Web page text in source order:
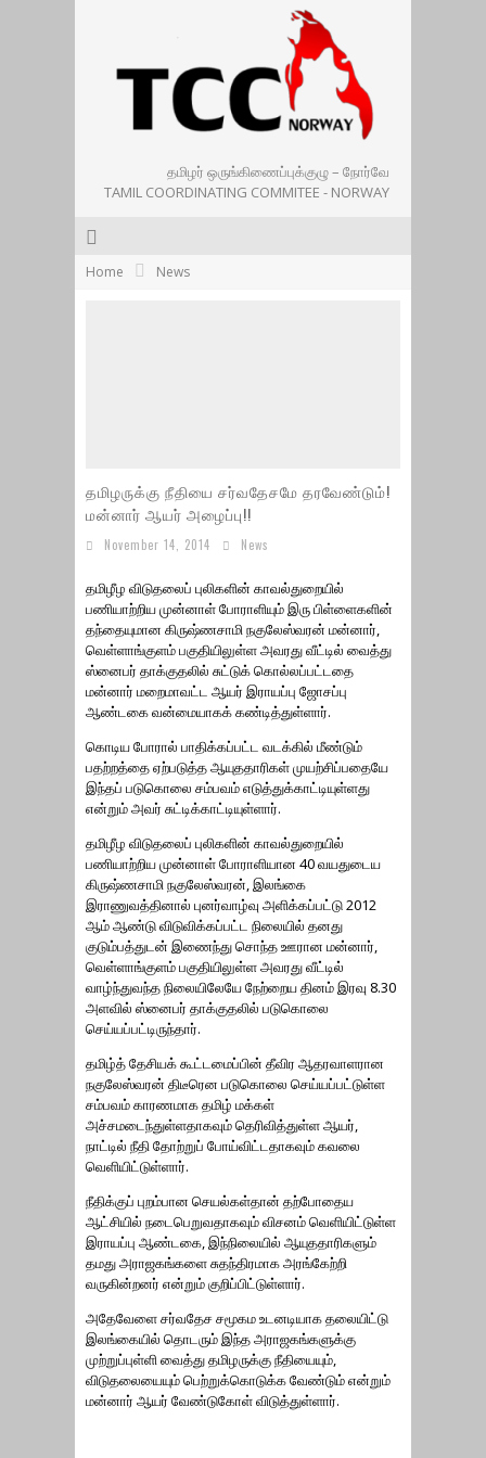
தமிழர் ஒருங்கிணைப்புக்குழு – நோர்வே
TAMIL COORDINATING COMMITEE - NORWAY
Home News
தமிழருக்கு நீதியை சர்வதேசமே தரவேண்டும்!
மன்னார் ஆயர் அழைப்பு!!
November 14, 2014 News
தமிழீழ விடுதலைப் புலிகளின் காவல்துறையில்
பணியாற்றிய முன்னாள் போராளியும் இரு பிள்ளைகளின்
தந்தையுமான கிருஷ்ணசாமி நகுலேஸ்வரன் மன்னார்,
வெள்ளாங்குளம் பகுதியிலுள்ள அவரது வீட்டில் வைத்து
ஸ்னைபர் தாக்குதலில் சுட்டுக் கொல்லப்பட்டதை
மன்னார் மறைமாவட்ட ஆயர் இராயப்பு ஜோசப்பு
ஆண்டகை வன்மையாகக் கண்டித்துள்ளார்.
கொடிய போரால் பாதிக்கப்பட்ட வடக்கில் மீண்டும்
பதற்றத்தை ஏற்படுத்த ஆயுததாரிகள் முயற்சிப்பதையே
இந்தப் படுகொலை சம்பவம் எடுத்துக்காட்டியுள்ளது
என்றும் அவர் சுட்டிக்காட்டியுள்ளார்.
தமிழீழ விடுதலைப் புலிகளின் காவல்துறையில்
பணியாற்றிய முன்னாள் போராளியான 40 வயதுடைய
கிருஷ்ணசாமி நகுலேஸ்வரன், இலங்கை
இராணுவத்தினால் புனர்வாழ்வு அளிக்கப்பட்டு 2012
ஆம் ஆண்டு விடுவிக்கப்பட்ட நிலையில் தனது
குடும்பத்துடன் இணைந்து சொந்த ஊரான மன்னார்,
வெள்ளாங்குளம் பகுதியிலுள்ள அவரது வீட்டில்
வாழ்ந்துவந்த நிலையிலேயே நேற்றைய தினம் இரவு 8.30
அளவில் ஸ்னைபர் தாக்குதலில் படுகொலை
செய்யப்பட்டிருந்தார்.
தமிழ்த் தேசியக் கூட்டமைப்பின் தீவிர ஆதரவாளரான
நகுலேஸ்வரன் திடீரென படுகொலை செய்யப்பட்டுள்ள
சம்பவம் காரணமாக தமிழ் மக்கள்
அச்சமடைந்துள்ளதாகவும் தெரிவித்துள்ள ஆயர்,
நாட்டில் நீதி தோற்றுப் போய்விட்டதாகவும் கவலை
வெளியிட்டுள்ளார்.
நீதிக்குப் புறம்பான செயல்கள்தான் தற்போதைய
ஆட்சியில் நடைபெறுவதாகவும் விசனம் வெளியிட்டுள்ள
இராயப்பு ஆண்டகை, இந்நிலையில் ஆயுததாரிகளும்
தமது அராஜகங்களை சுதந்திரமாக அரங்கேற்றி
வருகின்றனர் என்றும் குறிப்பிட்டுள்ளார்.
அதேவேளை சர்வதேச சமூகம உடனடியாக தலையிட்டு
இலங்கையில் தொடரும் இந்த அராஜகங்களுக்கு
முற்றுப்புள்ளி வைத்து தமிழருக்கு நீதியையும்,
விடுதலையையும் பெற்றுக்கொடுக்க வேண்டும் என்றும்
மன்னார் ஆயர் வேண்டுகோள் விடுத்துள்ளார்.
13வது சட்டத் திருத்தத்தை